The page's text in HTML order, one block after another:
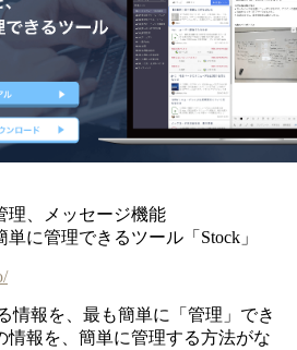
理、メッセージ機能
に管理できるツール「Stock」
情報を、最も簡単に「管理」でき
情報を、簡単に管理する方法がな